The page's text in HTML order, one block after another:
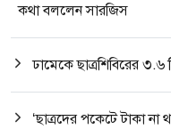
কথা বললেন সারজিস
ঢামেকে ছাত্রশিবিরের ৩.৬
‘ছাত্রদের পকেটে টাকা না